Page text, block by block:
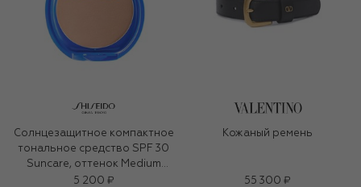
Солнцезащитное компактное
тональное средство SPF 30
Suncare, оттенок Medium
Biege (12g)
5 200 ₽
Кожаный ремень
55 300 ₽